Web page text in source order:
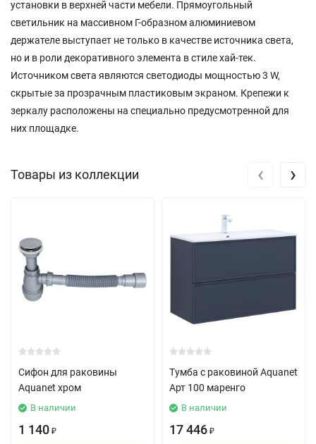
установки в верхней части мебели. Прямоугольный
светильник на массивном Г-образном алюминиевом
держателе выступает не только в качестве источника света,
но и в роли декоративного элемента в стиле хай-тек.
Источником света являются светодиоды мощностью 3 W,
скрытые за прозрачным пластиковым экраном. Крепежи к
зеркалу расположены на специально предусмотренной для
них площадке.
Товары из коллекции
Сифон для раковины
Aquanet хром
В наличии
1 140 ₽
Тумба с раковиной Aquanet
Арт 100 маренго
В наличии
17 446 ₽
‹ ›